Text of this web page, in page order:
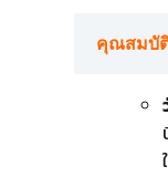
คุณสมบั